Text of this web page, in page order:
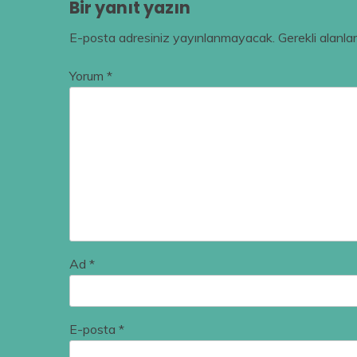
Bir yanıt yazın
E-posta adresiniz yayınlanmayacak. Gerekli alanlar
Yorum *
Ad *
E-posta *